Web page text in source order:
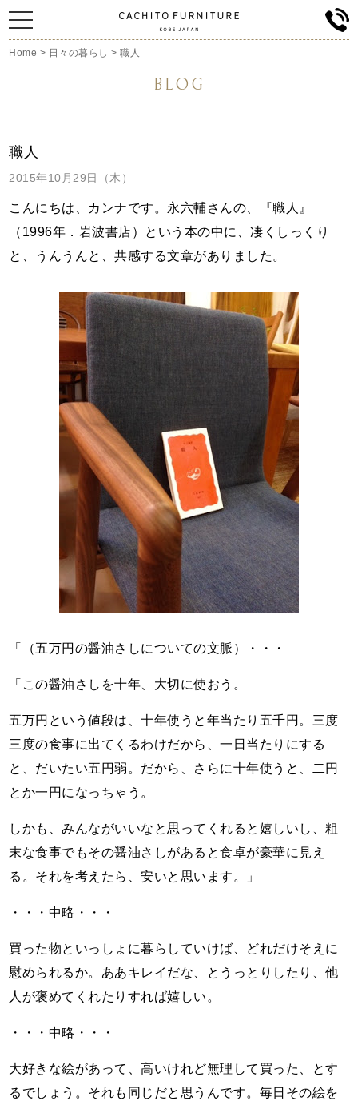
Home > 日々の暮らし >職人
BLOG
職人
2015年10月29日（木）
こんにちは、カンナです。永六輔さんの、『職人』
（1996年．岩波書店）という本の中に、凄くしっくり
と、うんうんと、共感する文章がありました。
「（五万円の醤油さしについての文脈）・・・
「この醤油さしを十年、大切に使おう。
五万円という値段は、十年使うと年当たり五千円。三度
三度の食事に出てくるわけだから、一日当たりにする
と、だいたい五円弱。だから、さらに十年使うと、二円
とか一円になっちゃう。
しかも、みんながいいなと思ってくれると嬉しいし、粗
末な食事でもその醤油さしがあると食卓が豪華に見え
る。それを考えたら、安いと思います。」
・・・中略・・・
買った物といっしょに暮らしていけば、どれだけそえに
慰められるか。ああキレイだな、とうっとりしたり、他
人が褒めてくれたりすれば嬉しい。
・・・中略・・・
大好きな絵があって、高いけれど無理して買った、とす
るでしょう。それも同じだと思うんです。毎日その絵を